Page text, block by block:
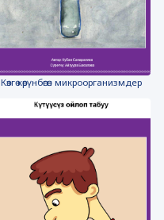
Көзгө көрүнбөгөн микроорганизмдер